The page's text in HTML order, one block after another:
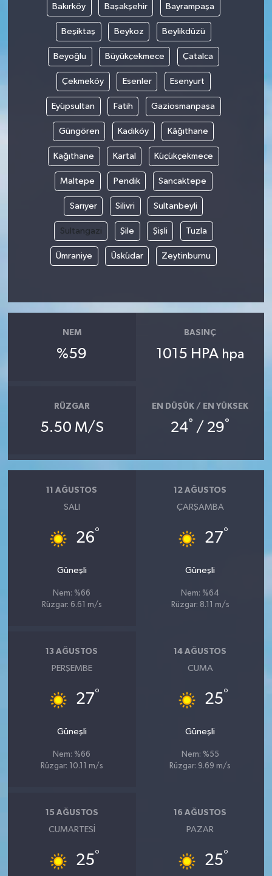
Bakırköy Başakşehir Bayrampaşa
Beşiktaş Beykoz Beylikdüzü
Beyoğlu Büyükçekmece Çatalca
Çekmeköy Esenler Esenyurt
Eyüpsultan Fatih Gaziosmanpaşa
Güngören Kadıköy Kâğıthane
Kağıthane Kartal Küçükçekmece
Maltepe Pendik Sancaktepe
Sarıyer Silivri Sultanbeyli
Sultangazi Şile Şişli Tuzla
Ümraniye Üsküdar Zeytinburnu
NEM
%59
BASINÇ
1015 HPA hpa
RÜZGAR
5.50 M/S
EN DÜŞÜK / EN YÜKSEK
24° / 29°
11 AĞUSTOS
SALI
26°
Güneşli
Nem: %66
Rüzgar: 6.61 m/s
12 AĞUSTOS
ÇARŞAMBA
27°
Güneşli
Nem: %64
Rüzgar: 8.11 m/s
13 AĞUSTOS
PERŞEMBE
27°
Güneşli
Nem: %66
Rüzgar: 10.11 m/s
14 AĞUSTOS
CUMA
25°
Güneşli
Nem: %55
Rüzgar: 9.69 m/s
15 AĞUSTOS
CUMARTESI
25°
16 AĞUSTOS
PAZAR
25°
YUNUSEMRE
MANİSA'YI KEŞFET
TÜRKİYE'DE TREND HABERLER
ÖZEL HABER